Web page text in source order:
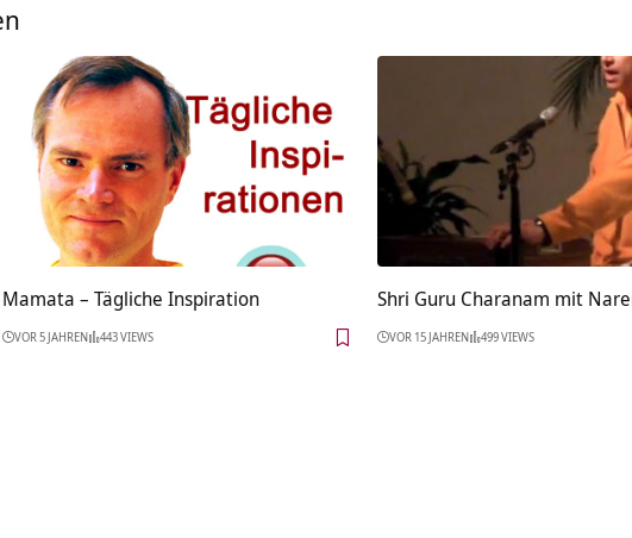
Mamata – Tägliche Inspiration
VOR 5 JAHREN 443 VIEWS
Shri Guru Charanam mit
VOR 15 JAHREN 499 VIEWS